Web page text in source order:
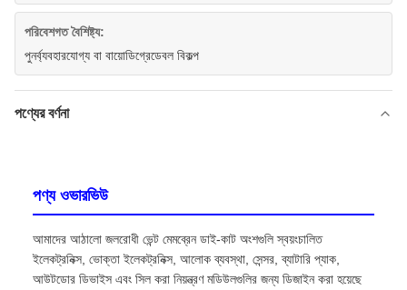
পরিবেশগত বৈশিষ্ট্য:
পুনর্ব্যবহারযোগ্য বা বায়োডিগ্রেডেবল বিকল্প
পণ্যের বর্ণনা
পণ্য ওভারভিউ
আমাদের আঠালো জলরোধী ভেন্ট মেমব্রেন ডাই-কাট অংশগুলি স্বয়ংচালিত
ইলেকট্রনিক্স, ভোক্তা ইলেকট্রনিক্স, আলোক ব্যবস্থা, সেন্সর, ব্যাটারি প্যাক,
আউটডোর ডিভাইস এবং সিল করা নিয়ন্ত্রণ মডিউলগুলির জন্য ডিজাইন করা হয়েছে